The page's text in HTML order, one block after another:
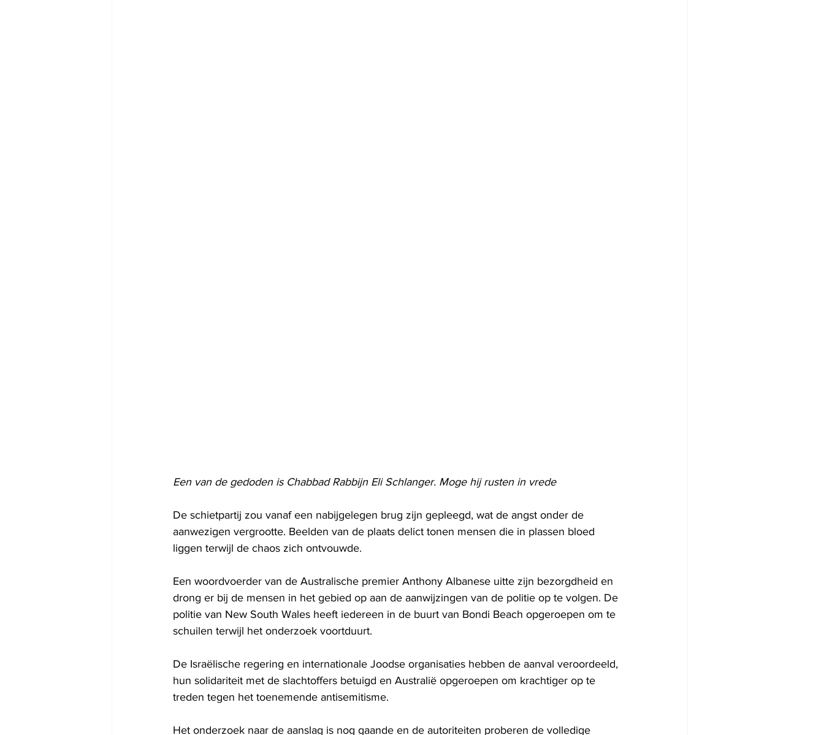
Een van de gedoden is Chabbad Rabbijn Eli Schlanger. Moge hij rusten in vrede
De schietpartij zou vanaf een nabijgelegen brug zijn gepleegd, wat de angst onder de
aanwezigen vergrootte. Beelden van de plaats delict tonen mensen die in plassen bloed
liggen terwijl de chaos zich ontvouwde.
Een woordvoerder van de Australische premier Anthony Albanese uitte zijn bezorgdheid en
drong er bij de mensen in het gebied op aan de aanwijzingen van de politie op te volgen. De
politie van New South Wales heeft iedereen in de buurt van Bondi Beach opgeroepen om te
schuilen terwijl het onderzoek voortduurt.
De Israëlische regering en internationale Joodse organisaties hebben de aanval veroordeeld,
hun solidariteit met de slachtoffers betuigd en Australië opgeroepen om krachtiger op te
treden tegen het toenemende antisemitisme.
Het onderzoek naar de aanslag is nog gaande en de autoriteiten proberen de volledige